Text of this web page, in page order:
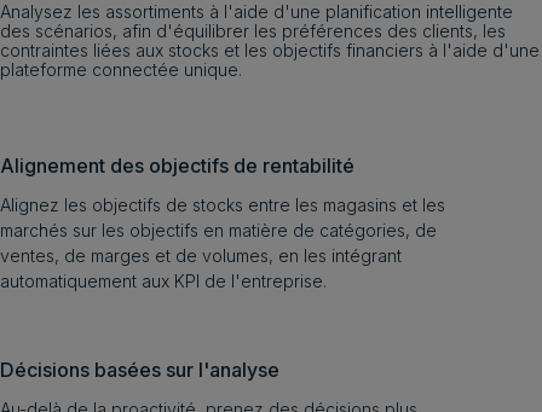
Analysez les assortiments à l'aide d'une planification intelligente
des scénarios, afin d'équilibrer les préférences des clients, les
contraintes liées aux stocks et les objectifs financiers à l'aide d'une
plateforme connectée unique.
Alignement des objectifs de rentabilité
Alignez les objectifs de stocks entre les magasins et les
marchés sur les objectifs en matière de catégories, de
ventes, de marges et de volumes, en les intégrant
automatiquement aux KPI de l'entreprise.
Décisions basées sur l'analyse